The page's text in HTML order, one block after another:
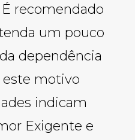
É recomendado
um pouco
dependência
este motivo
indicam
Exigente e